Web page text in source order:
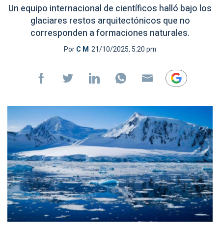
Un equipo internacional de científicos halló bajo los
glaciares restos arquitectónicos que no
corresponden a formaciones naturales.
PorC M 21/10/2025, 5:20 pm